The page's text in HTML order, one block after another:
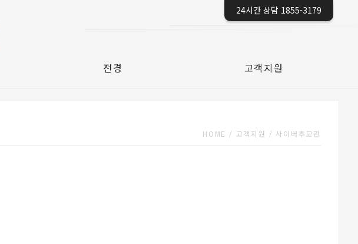
24시간 상담 1855-3179
전경 고객지원
HOME / 고객지원 /사이버추모관